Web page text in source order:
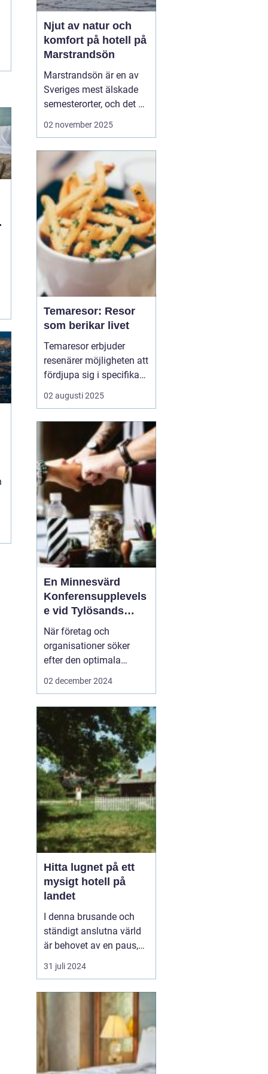
Njut av natur och
komfort på hotell på
Marstrandsön
Marstrandsön är en av
Sveriges mest älskade
semesterorter, och det är
inte svårt att förstå
naturskönhet och
modern komfort,
erbjuder denna ö en
perfek...
02 november 2025
Temaresor: Resor
som berikar livet
Temaresor erbjuder
resenärer möjligheten att
fördjupa sig i specifika
intressen eller hobbyer,
vilket gör resan mer
berikande. Temaresor
kan innefatta allt från
kulinariska äventyr till
historiska expedi...
02 augusti 2025
En Minnesvärd
Konferensupplevels
e vid Tylösands
Kust
När företag och
organisationer söker
efter den optimala
platsen för sin nästa
faciliteternas kvalitet s...
02 december 2024
Hitta lugnet på ett
mysigt hotell på
landet
I denna brusande och
ständigt anslutna värld
är behovet av en paus,
en stund av frid, större
än någonsin, ett
31 juli 2024